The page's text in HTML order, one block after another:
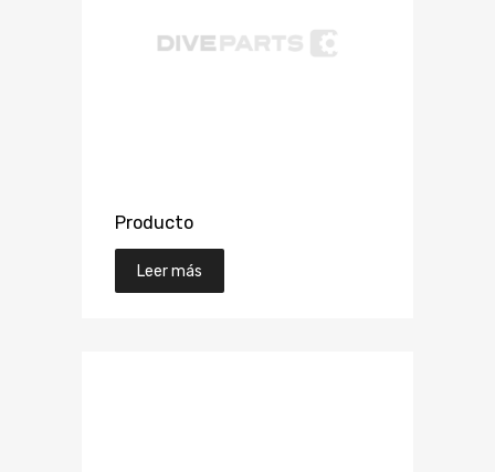
Producto
Leer más